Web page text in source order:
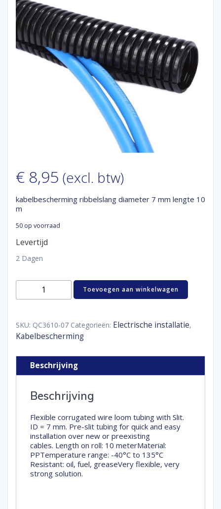
€ 8,95 (excl. btw)
kabelbescherming ribbelslang diameter 7 mm lengte 10
m
50 op voorraad
Levertijd
2 Dagen
kabelbescherming
ribbelslang
mm
lengte
m
aantal
Toevoegen aan winkelwagen
SKU: QC3610-07 Categorieën: Electrische installatie,
Kabelbescherming
Beschrijving
Beschrijving
Flexible corrugated wire loom tubing with Slit.
ID = 7 mm. Pre-slit tubing for quick and easy
installation over new or preexisting
cables. Length on roll: 10 meterMaterial:
PPTemperature range: -40°C to 135°C
Resistant: oil, fuel, greaseVery flexible, very
strong solution.